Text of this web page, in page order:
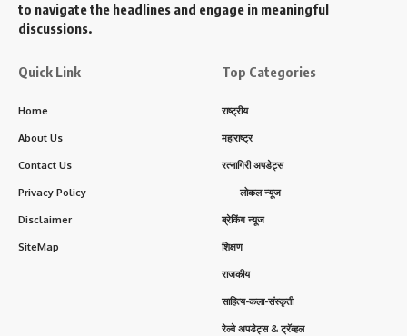
to navigate the headlines and engage in meaningful
discussions.
Quick Link
Home
About Us
Contact Us
Privacy Policy
Disclaimer
SiteMap
Top Categories
राष्ट्रीय
महाराष्ट्र
रत्नागिरी अपडेट्स
लोकल न्यूज
ब्रेकिंग न्यूज
शिक्षण
राजकीय
साहित्य-कला-संस्कृती
रेल्वे अपडेट्स & ट्रॅव्हल